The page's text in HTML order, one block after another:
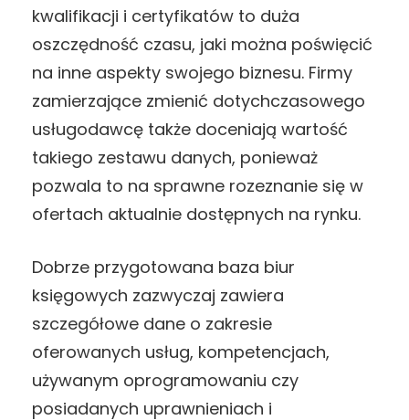
kwalifikacji i certyfikatów to duża
oszczędność czasu, jaki można poświęcić
na inne aspekty swojego biznesu. Firmy
zamierzające zmienić dotychczasowego
usługodawcę także doceniają wartość
takiego zestawu danych, ponieważ
pozwala to na sprawne rozeznanie się w
ofertach aktualnie dostępnych na rynku.
Dobrze przygotowana baza biur
księgowych zazwyczaj zawiera
szczegółowe dane o zakresie
oferowanych usług, kompetencjach,
używanym oprogramowaniu czy
posiadanych uprawnieniach i